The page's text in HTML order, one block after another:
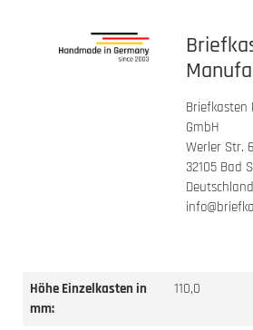
GmbH
Werler Str.
32105 Bad
Deutschland
Höhe Einzelkasten in
mm:
110,0